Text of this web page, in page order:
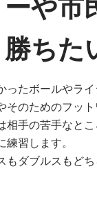
や市
ちた
ったボールやラ
そのためのフッ
相手の苦手なと
練習します。
もダブルスもどち